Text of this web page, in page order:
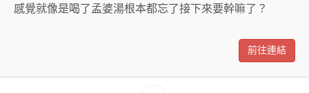
感覺就像是喝了孟婆湯根本都忘了接下來要幹嘛了？
前往連結